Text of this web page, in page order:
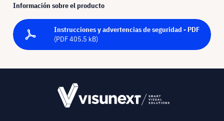
Información sobre el producto
Instrucciones y advertencias de seguridad - PDF
(PDF 405.5 kB)